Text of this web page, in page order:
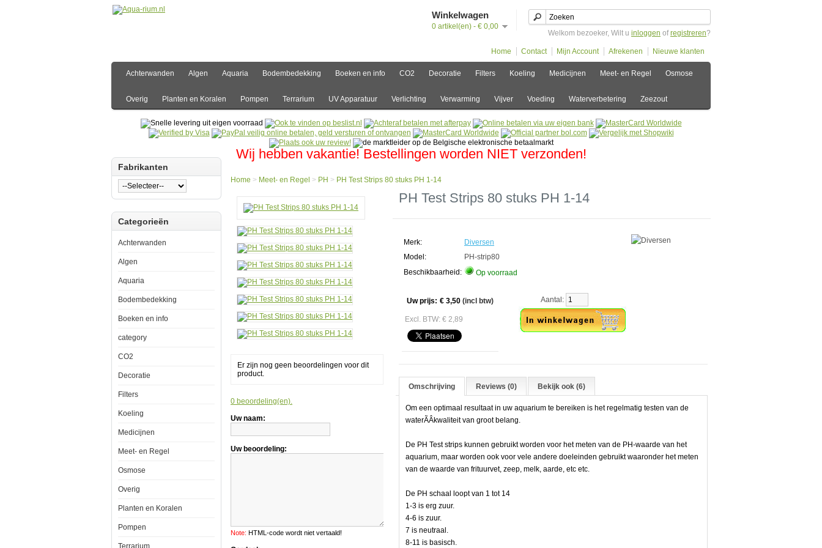
Winkelwagen
0 artikel(en) - € 0,00
Welkom bezoeker, Wilt u inloggen ofregistreren?
Home Contact Mijn Account Afrekenen Nieuwe klanten
Achterwanden Algen Aquaria Bodembedekking Boeken en info CO2 Decoratie Filters Koeling Medicijnen Meet- en Regel Osmose
Overig Planten en Koralen Pompen Terrarium UV Apparatuur Verlichting Verwarming Vijver Voeding Waterverbetering Zeezout
Wij hebben vakantie! Bestellingen worden NIET verzonden!
Fabrikanten
Categorieën
Achterwanden
Algen
Aquaria
Bodembedekking
Boeken en info
category
CO2
Decoratie
Filters
Koeling
Medicijnen
Meet- en Regel
Osmose
Overig
Planten en Koralen
Pompen
Terrarium
Meet-
en
Regel
PH
PH
Test
Strips
80
stuks
PH
1-
14
PH
Strips
stuks
PH
1-
Home > Meet- en Regel > PH > PH Test Strips 80 stuks PH 1-14
Er zijn nog geen beoordelingen voor dit
product.
0 beoordeling(en).
Uw naam:
Uw beoordeling:
Note: HTML-code wordt niet vertaald!
PH Test Strips 80 stuks PH 1-14
Merk:
Diversen
Model:
PH-strip80
Beschikbaarheid:
Op voorraad
Uw prijs: € 3,50 (incl btw)
Excl. BTW: € 2,89
Aantal:
Omschrijving Reviews (0) Bekijk ook (6)
Om een optimaal resultaat in uw aquarium te bereiken is het regelmatig testen van de
waterÃÂ­kwaliteit van groot belang.
De PH Test strips kunnen gebruikt worden voor het meten van de PH-waarde van het
aquarium, maar worden ook voor vele andere doeleinden gebruikt waaronder het meten
van de waarde van frituurvet, zeep, melk, aarde, etc etc.
De PH schaal loopt van 1 tot 14
1-3 is erg zuur.
4-6 is zuur.
7 is neutraal.
8-11 is basisch.